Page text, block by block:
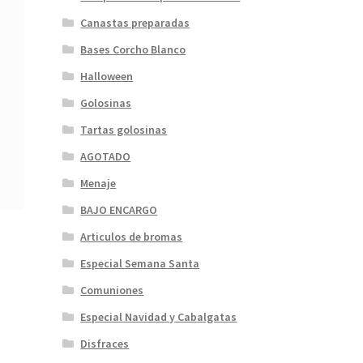
Canastas preparadas
Bases Corcho Blanco
Halloween
Golosinas
Tartas golosinas
AGOTADO
Menaje
BAJO ENCARGO
Articulos de bromas
Especial Semana Santa
Comuniones
Especial Navidad y Cabalgatas
Disfraces